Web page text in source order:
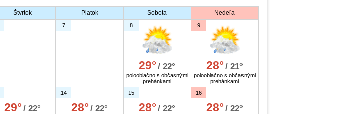
Štvrtok Piatok Sobota Nedeľa
7 8
29°/ 22°
polooblačno s občasnými
prehánkami
9
28°/ 21°
polooblačno s občasnými
prehánkami
29°/ 22°
14
28°/ 22°
15
28°/ 22°
16
28°/ 22°